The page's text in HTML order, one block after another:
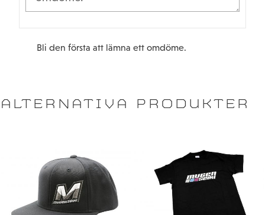
Bli den första att lämna ett omdöme.
ALTERNATIVA PRODUKTER